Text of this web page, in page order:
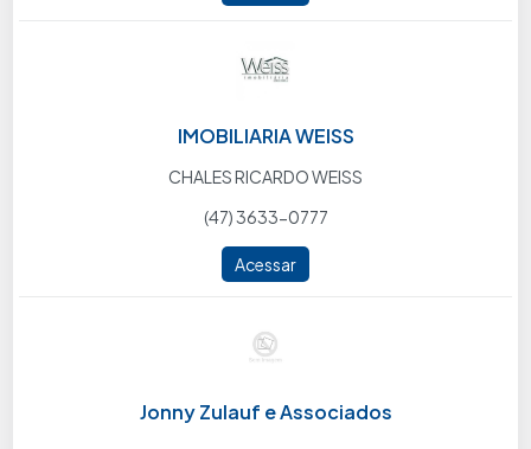
IMOBILIARIA WEISS
CHALES RICARDO WEISS
(47) 3633-0777
Acessar
Jonny Zulauf e Associados